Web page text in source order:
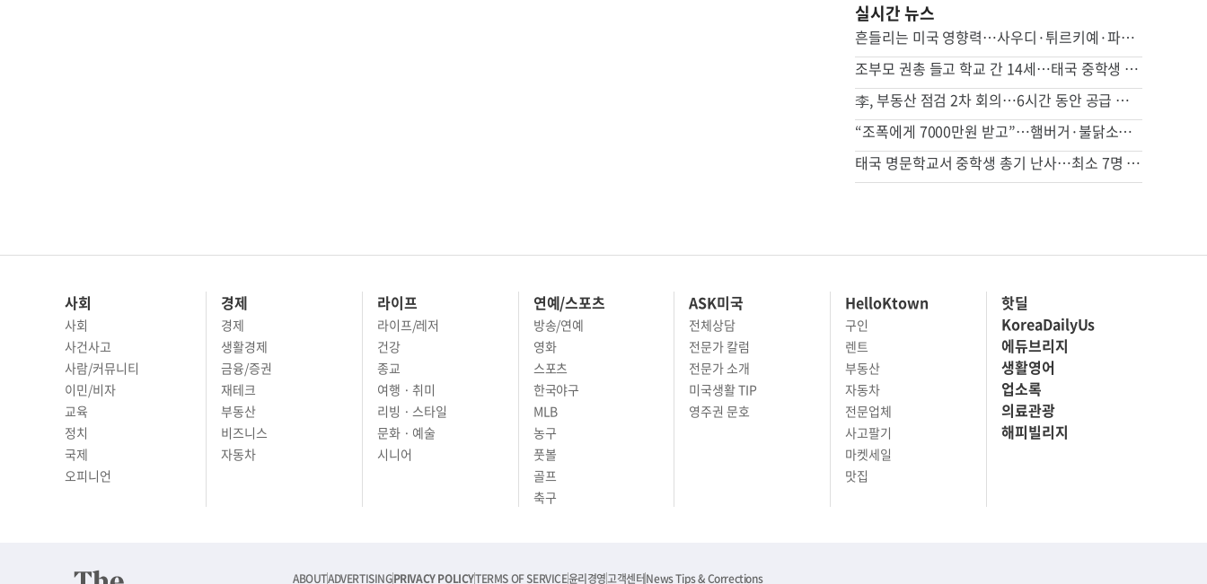
실시간 뉴스
흔들리는 미국 영향력…사우디·튀르키예·파키스탄, 공동방위조약
조부모 권총 들고 학교 간 14세…태국 중학생 총기난사에 7명 숨져
李, 부동산 점검 2차 회의…6시간 동안 공급 지원책 집중 논의
“조폭에게 7000만원 받고”…햄버거·불닭소스 넣어준 교도관 징역 7년
태국 명문학교서 중학생 총기 난사…최소 7명 살해(종합2보)
사회
사회
사건사고
사람/커뮤니티
이민/비자
교육
정치
국제
오피니언
경제
경제
생활경제
금융/증권
재테크
부동산
비즈니스
자동차
라이프
라이프/레저
건강
종교
여행 · 취미
리빙 · 스타일
문화 · 예술
시니어
연예/스포츠
방송/연예
영화
스포츠
한국야구
MLB
농구
풋볼
골프
축구
ASK미국
전체상담
전문가 칼럼
전문가 소개
미국생활 TIP
영주권 문호
HelloKtown
구인
렌트
부동산
자동차
전문업체
사고팔기
마켓세일
맛집
핫딜
KoreaDailyUs
에듀브리지
생활영어
업소록
의료관광
해피빌리지
ABOUTADVERTISINGPRIVACY POLICYTERMS OF SERVICE윤리경영고객센터News Tips & Corrections